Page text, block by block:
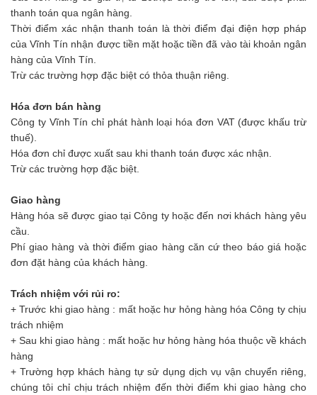
thanh toán qua ngân hàng.
Thời điểm xác nhận thanh toán là thời điểm đại điện hợp pháp
của Vĩnh Tín nhận được tiền mặt hoặc tiền đã vào tài khoản ngân
hàng của Vĩnh Tín.
Trừ các trường hợp đặc biệt có thỏa thuận riêng.
Hóa đơn bán hàng
Công ty Vĩnh Tín chỉ phát hành loại hóa đơn VAT (được khấu trừ
thuế).
Hóa đơn chỉ được xuất sau khi thanh toán được xác nhận.
Trừ các trường hợp đặc biệt.
Giao hàng
Hàng hóa sẽ được giao tại Công ty hoặc đến nơi khách hàng yêu
cầu.
Phí giao hàng và thời điểm giao hàng căn cứ theo báo giá hoặc
đơn đặt hàng của khách hàng.
Trách nhiệm với rủi ro:
+ Trước khi giao hàng : mất hoặc hư hỏng hàng hóa Công ty chịu
trách nhiệm
+ Sau khi giao hàng : mất hoặc hư hỏng hàng hóa thuộc về khách
hàng
+ Trường hợp khách hàng tự sử dụng dịch vụ vận chuyển riêng,
chúng tôi chỉ chịu trách nhiệm đến thời điểm khi giao hàng cho